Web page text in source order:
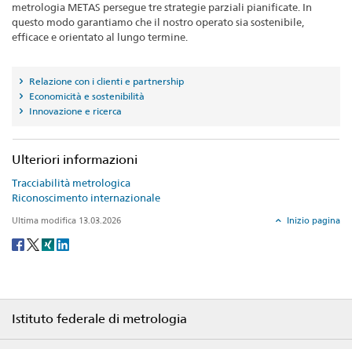
metrologia METAS persegue tre strategie parziali pianificate. In
questo modo garantiamo che il nostro operato sia sostenibile,
efficace e orientato al lungo termine.
Relazione con i clienti e partnership
Economicità e sostenibilità
Innovazione e ricerca
Ulteriori informazioni
Tracciabilità metrologica
Riconoscimento internazionale
Ultima modifica 13.03.2026 Inizio pagina
Social
Istituto federale di metrologia